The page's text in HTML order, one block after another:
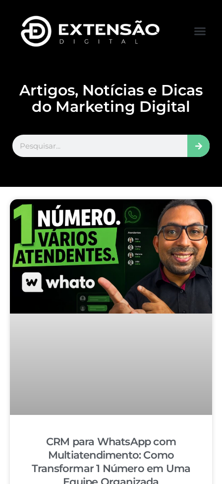
Artigos, Notícias e Dicas
do Marketing Digital
CRM para WhatsApp com
Multiatendimento: Como
Transformar 1 Número em Uma